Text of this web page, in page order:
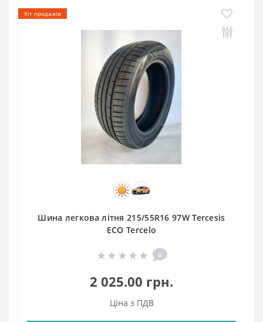
Хіт продажів
Шина легкова літня 215/55R16 97W Tercesis
ECO Tercelo
0
2 025.00 грн.
Ціна з ПДВ